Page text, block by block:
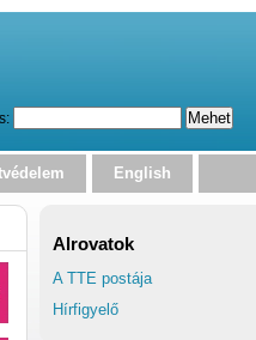
English
Alrovatok
A TTE postája
Hírfigyelő